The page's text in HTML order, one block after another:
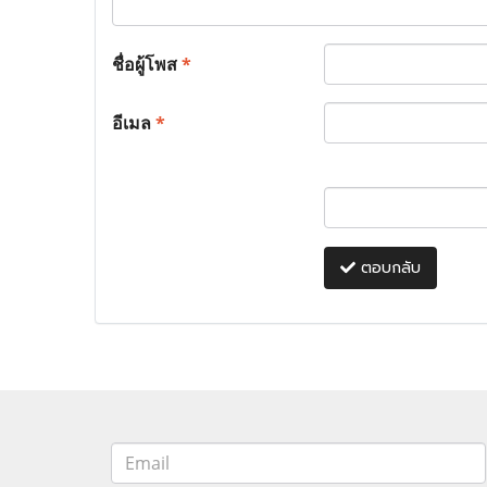
ชื่อผู้โพส*
อีเมล*
ตอบกลับ